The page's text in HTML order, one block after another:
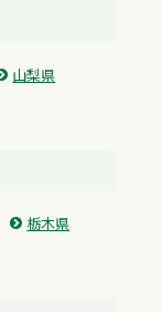
山梨県
栃木県